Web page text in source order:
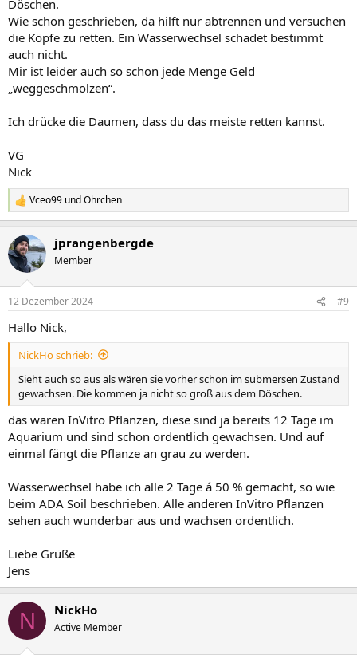
Döschen.
Wie schon geschrieben, da hilft nur abtrennen und versuchen
die Köpfe zu retten. Ein Wasserwechsel schadet bestimmt
auch nicht.
Mir ist leider auch so schon jede Menge Geld
„weggeschmolzen“.
Ich drücke die Daumen, dass du das meiste retten kannst.
VG
Nick
R
e
k
t
i
e
:
Vceo99 undÖhrchen
jprangenbergde
Member
12 Dezember 2024 #9
Hallo Nick,
NickHo schrieb:
Sieht auch so aus als wären sie vorher schon im submersen Zustand
gewachsen. Die kommen ja nicht so groß aus dem Döschen.
das waren InVitro Pflanzen, diese sind ja bereits 12 Tage im
Aquarium und sind schon ordentlich gewachsen. Und auf
einmal fängt die Pflanze an grau zu werden.
Wasserwechsel habe ich alle 2 Tage á 50 % gemacht, so wie
beim ADA Soil beschrieben. Alle anderen InVitro Pflanzen
sehen auch wunderbar aus und wachsen ordentlich.
Liebe Grüße
Jens
N NickHo
Active Member